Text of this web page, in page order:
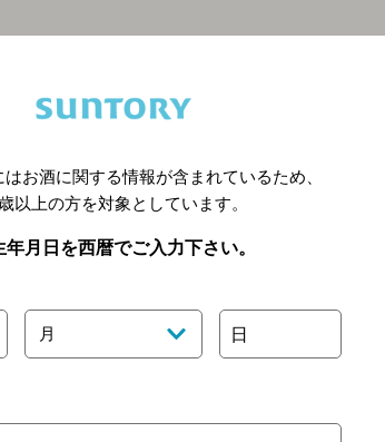
関連ページ
はお酒に関する情報が含まれているため、
以上の方を対象としています。
年月日を西暦でご入力下さい。
月 日